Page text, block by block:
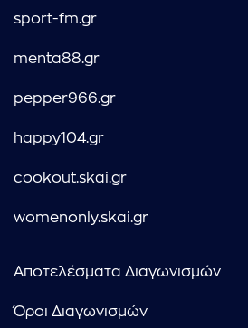
sport-fm.gr
menta88.gr
pepper966.gr
happy104.gr
cookout.skai.gr
womenonly.skai.gr
Αποτελέσματα Διαγωνισμών
Όροι Διαγωνισμών